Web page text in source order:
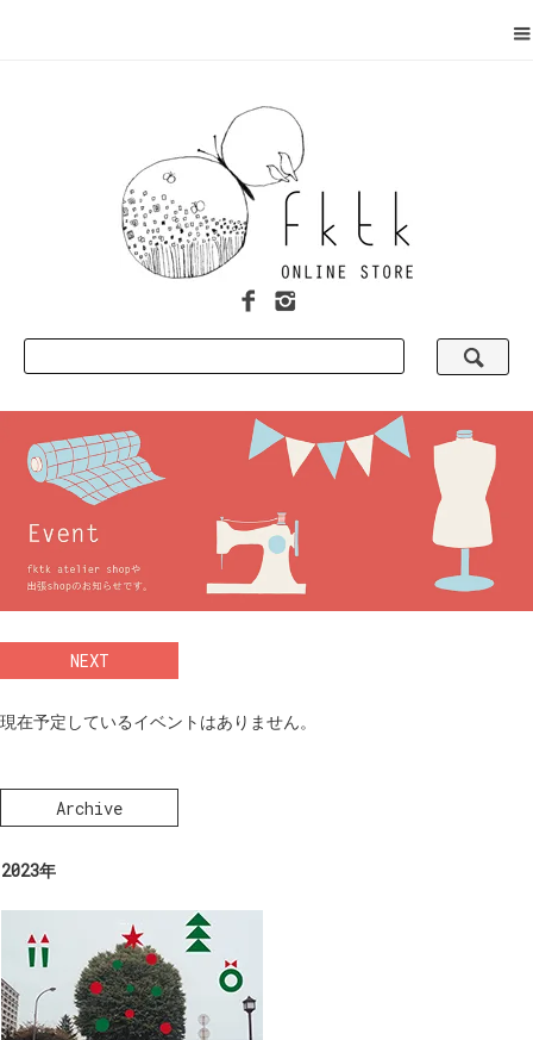
NEXT
現在予定しているイベントはありません。
Archive
2023年